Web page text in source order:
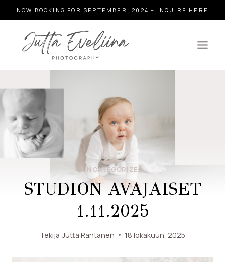
Siirry
sisältöön
NOW BOOKING FOR SEPTEMBER, 2024 – INQUIRE HERE
UNCATEGORIZED
STUDION AVAJAISET
1.11.2025
Tekijä Jutta Rantanen 18 lokakuun, 2025